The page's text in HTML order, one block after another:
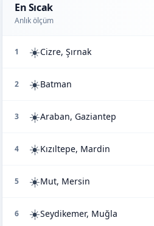
En Sıcak
Anlık ölçüm
1 ☀️Cizre, Şırnak
2 ☀️Batman
3 ☀️Araban, Gaziantep
4 ☀️Kızıltepe, Mardin
5 ☀️Mut, Mersin
6 ☀️Seydikemer, Muğla